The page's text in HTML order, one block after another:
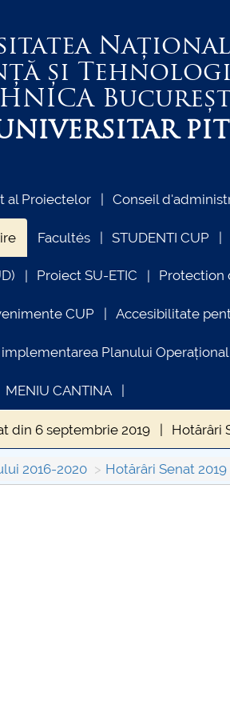
și
al Proiectelor Conseil
Facultés STUDENTI CUP
Proiect SU-ETIC Protection
CUP Accesibilitate
Planului Operațional
MENIU CANTINA
din 6 septembrie 2019 Hotărâri
10 iunie 2019 Hotărâri Senat
2016-2020 Hotărâri Senat 2019